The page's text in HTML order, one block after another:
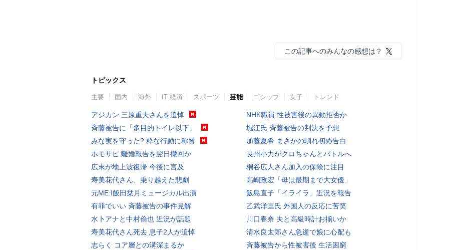
この記事へのみんなの感想は？
トピックス
主要 国内 海外 IT 経済 スポーツ 芸能 ゴシップ 女子 トレンド
アジカン 三原重夫さんを追悼
斉藤被告に「多目的トイレ以下」
みな実を守った? 粋な行動に称賛
ホモサピ 離婚報告を翌日撤回か
広末が地上波復帰 今後に言及
寿美花代さん、乗り越えた悲劇
元ME:I飯田栞月ミュージカル出演
有罪でいい 斉藤被告の事件見解
水卜アナと中村倫也 近況が話題
寿美花代さん死去 息子2人が追悼
志らく コア層との溝深まるか
NHK職員 性被害後の異動拒否か
堀江氏 斉藤被告の判決を予想
加藤夏希 まさかの馴れ初め告白
長州小力がクロちゃんとバトルへ
桐谷広人さん加入の保険に注目
高嶋政宏「母は最期まで大女優」
飯島直子「イライラ」近況を報告
乙武洋匡氏 外国人の反応に苦笑
川口春奈 夫と高級時計お揃いか
清水良太郎さん急逝で娘に心配も
斉藤被告から性被害後 生活困窮